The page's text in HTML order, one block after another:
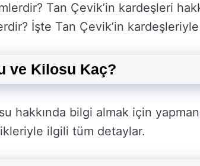
Tan Çevik’in kardeşleri
İşte Tan Çevik’in
ve Kilosu Kaç?
hakkında bilgi almak için
ilgili tüm detaylar.